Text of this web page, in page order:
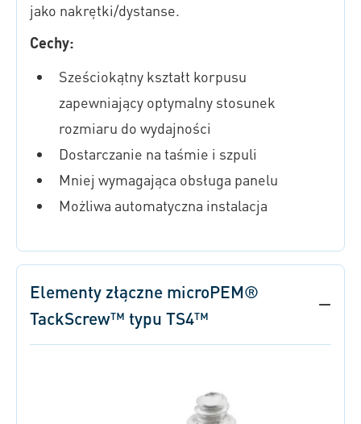
jako nakrętki/dystanse.
Cechy:
Sześciokątny kształt korpusu
zapewniający optymalny stosunek
rozmiaru do wydajności
Dostarczanie na taśmie i szpuli
Mniej wymagająca obsługa panelu
Możliwa automatyczna instalacja
Elementy złączne microPEM®
TackScrew™ typu TS4™